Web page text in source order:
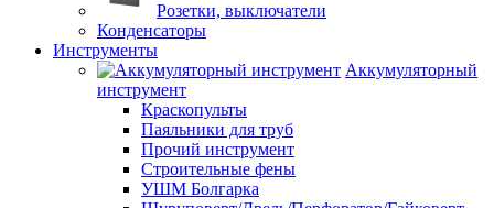
Розетки, выключатели
Конденсаторы
Инструменты
Аккумуляторный
инструмент
Краскопульты
Паяльники для труб
Прочий инструмент
Строительные фены
УШМ Болгарка